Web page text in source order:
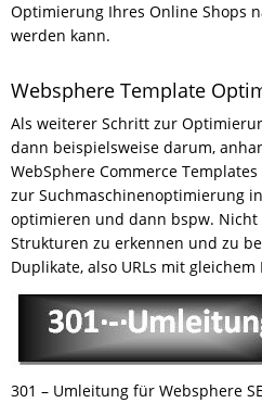
Optimierung Ihres Online Shops
werden kann.
Websphere Template
Als weiterer Schritt zur
dann beispielsweise darum,
WebSphere Commerce
zur Suchmaschinenoptimierung
optimieren und dann bspw. Nicht
Strukturen zu erkennen und zu
Duplikate, also URLs mit
301 – Umleitung für Websphere